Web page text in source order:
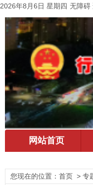
2026年8月6日 星期四 无障碍
您现在的位置： 首页 > 专